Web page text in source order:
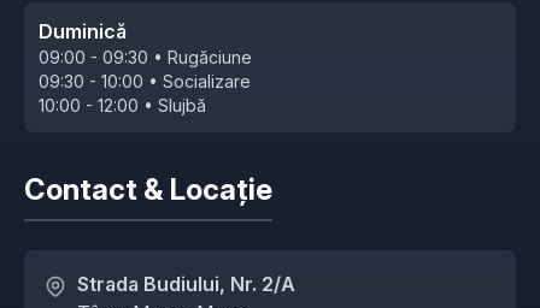
Duminică
09:00 - 09:30 • Rugăciune
09:30 - 10:00 • Socializare
10:00 - 12:00 • Slujbă
Contact & Locație
Strada Budiului, Nr. 2/A